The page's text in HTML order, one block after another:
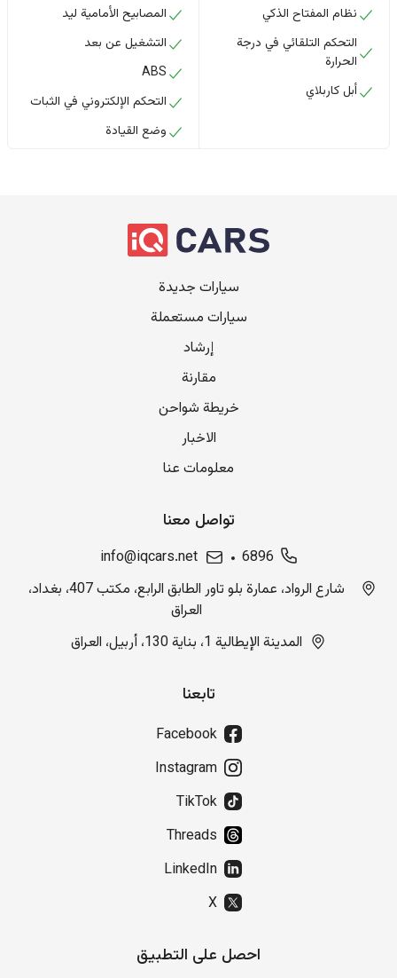
نظام المفتاح الذكي
التحكم التلقائي في درجة
الحرارة
أبل كاربلاي
المصابيح الأمامية ليد
التشغيل عن بعد
ABS
التحكم الإلكتروني في الثبات
وضع القيادة
سيارات جديدة
سيارات مستعملة
إرشاد
مقارنة
خريطة شواحن
الاخبار
معلومات عنا
تواصل معنا
6896
info@iqcars.net
شارع الرواد، عمارة بلو تاور الطابق الرابع، مكتب 407، بغداد،
العراق
المدينة الإيطالية 1، بناية 130، أربيل، العراق
تابعنا
Facebook
Instagram
TikTok
Threads
LinkedIn
X
احصل على التطبيق